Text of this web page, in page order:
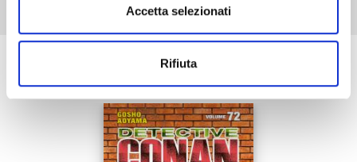
Accetta selezionati
Rifiuta
Se ti è piaciuto prova anche: